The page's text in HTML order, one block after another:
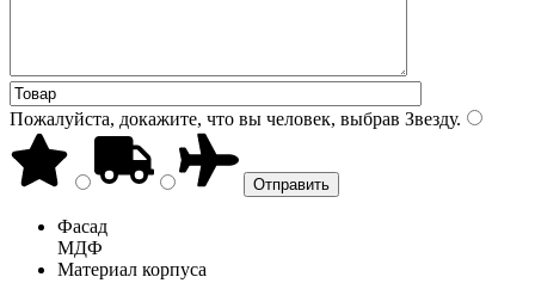
Пожалуйста, докажите, что вы человек, выбрав Звезду.
Фасад
МДФ
Материал корпуса